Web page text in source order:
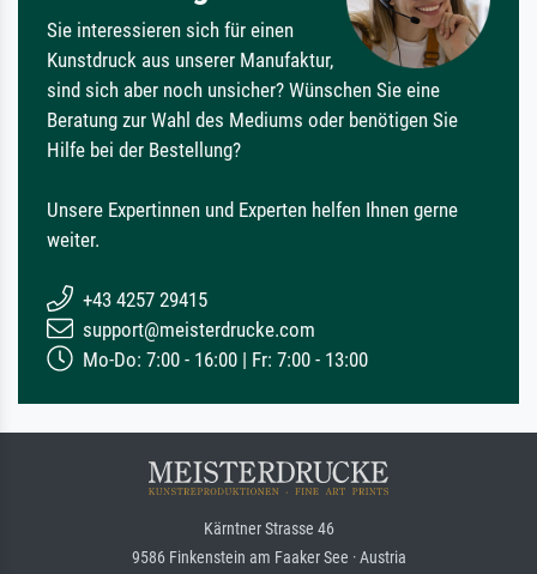
Sie interessieren sich für einen
Kunstdruck aus unserer Manufaktur,
sind sich aber noch unsicher? Wünschen Sie eine
Beratung zur Wahl des Mediums oder benötigen Sie
Hilfe bei der Bestellung?
Unsere Expertinnen und Experten helfen Ihnen gerne
weiter.
+43 4257 29415
support@meisterdrucke.com
Mo-Do: 7:00 - 16:00 | Fr: 7:00 - 13:00
Kärntner Strasse 46
9586 Finkenstein am Faaker See · Austria